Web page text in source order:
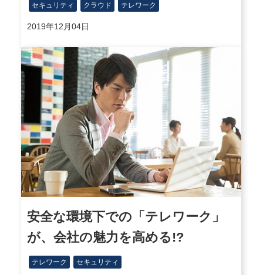
セキュリティ クラウド テレワーク
2019年12月04日
安全な環境下での「テレワーク」
が、会社の魅力を高める!?
テレワーク セキュリティ